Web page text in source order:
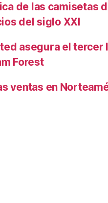
de las camisetas
del siglo XXI
asegura el tercer
Forest
ventas en